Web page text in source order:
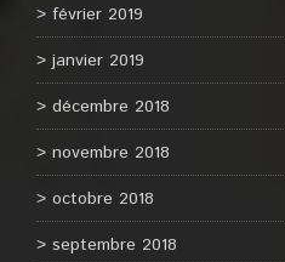
février 2019
janvier 2019
décembre 2018
novembre 2018
octobre 2018
septembre 2018